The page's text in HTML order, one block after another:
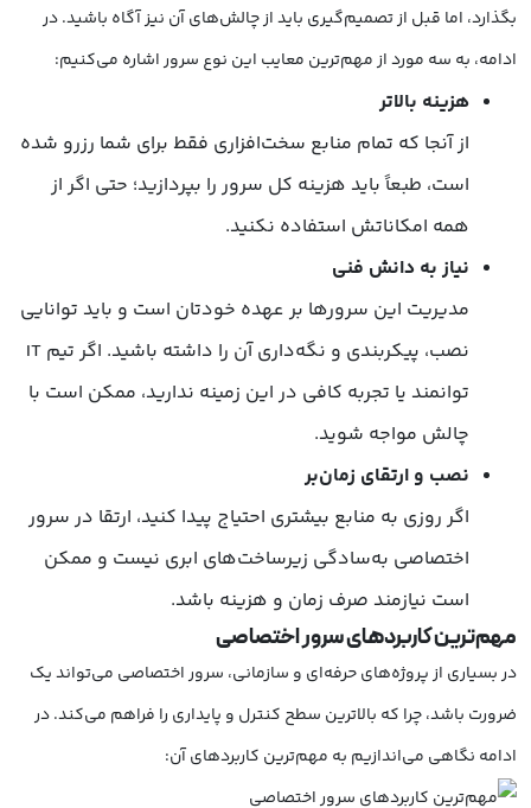
بگذارد، اما قبل از تصمیم‌گیری باید از چالش‌های آن نیز آگاه باشید. در
ادامه، به سه مورد از مهم‌ترین معایب این نوع سرور اشاره می‌کنیم:
هزینه بالاتر
از آنجا که تمام منابع سخت‌افزاری فقط برای شما رزرو شده
است، طبعاً باید هزینه کل سرور را بپردازید؛ حتی اگر از
همه امکاناتش استفاده نکنید.
نیاز به دانش فنی
مدیریت این سرورها بر عهده خودتان است و باید توانایی
نصب، پیکربندی و نگه‌داری آن را داشته باشید. اگر تیم IT
توانمند یا تجربه کافی در این زمینه ندارید، ممکن است با
چالش مواجه شوید.
نصب و ارتقای زمان‌بر
اگر روزی به منابع بیشتری احتیاج پیدا کنید، ارتقا در سرور
اختصاصی به‌سادگی زیرساخت‌های ابری نیست و ممکن
است نیازمند صرف زمان و هزینه باشد.
مهم‌ترین کاربردهای سرور اختصاصی
در بسیاری از پروژه‌های حرفه‌ای و سازمانی، سرور اختصاصی می‌تواند یک
ضرورت باشد، چرا که بالاترین سطح کنترل و پایداری را فراهم می‌کند. در
ادامه نگاهی می‌اندازیم به مهم‌ترین کاربردهای آن: